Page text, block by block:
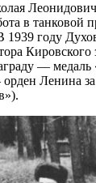
в танковой
1939 году
Кировского
— медаль
Ленина